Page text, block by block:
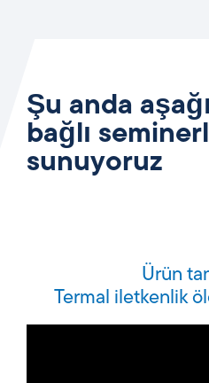
Şu anda
bağlı
sunuyoruz
Ürün
Termal iletkenlik